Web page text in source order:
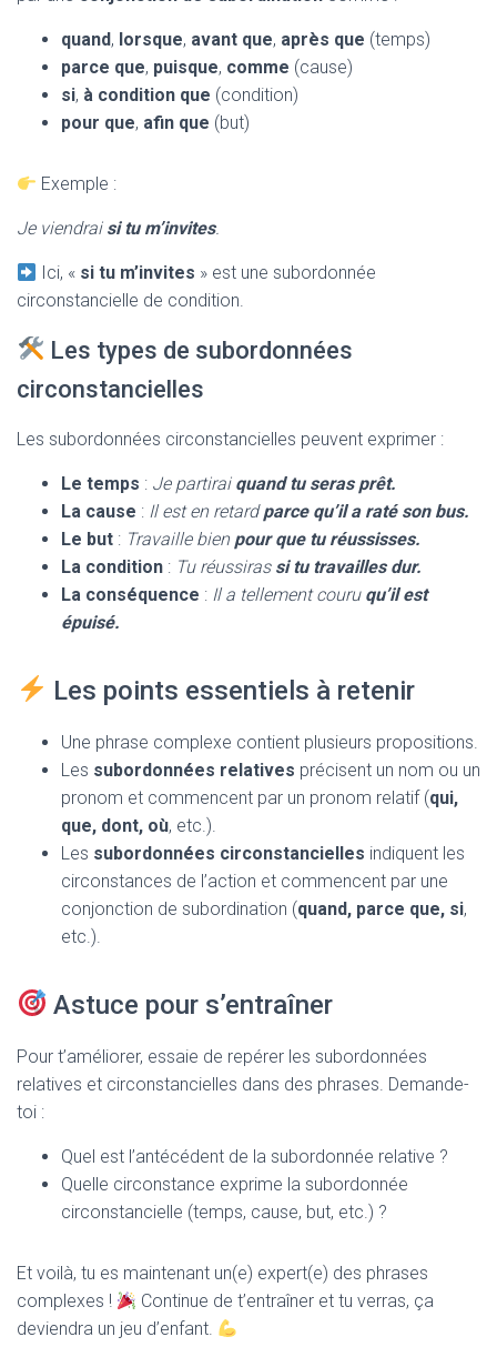
quand, lorsque, avant que, après que (temps)
parce que, puisque, comme (cause)
si, à condition que (condition)
pour que, afin que (but)
Exemple :
Je viendrai si tu m’invites.
Ici, « si tu m’invites » est une subordonnée
circonstancielle de condition.
Les types de subordonnées
circonstancielles
Les subordonnées circonstancielles peuvent exprimer :
Le temps : Je partirai quand tu seras prêt.
La cause : Il est en retardparce qu’il a raté son bus.
Le but : Travaille bien pour que tu réussisses.
La condition : Tu réussiras si tu travailles dur.
La conséquence : Il a tellement couru qu’il est
épuisé.
Les points essentiels à retenir
Une phrase complexe contient plusieurs propositions.
Les subordonnées relatives précisent un nom ou un
pronom et commencent par un pronom relatif (qui,
que, dont, où, etc.).
Les subordonnées circonstancielles indiquent les
circonstances de l’action et commencent par une
conjonction de subordination (quand, parce que, si,
etc.).
Astuce pour s’entraîner
Pour t’améliorer, essaie de repérer les subordonnées
relatives et circonstancielles dans des phrases. Demande-
toi :
Quel est l’antécédent de la subordonnée relative ?
Quelle circonstance exprime la subordonnée
circonstancielle (temps, cause, but, etc.) ?
Et voilà, tu es maintenant un(e) expert(e) des phrases
complexes !
Continue de t’entraîner et tu verras, ça
deviendra un jeu d’enfant.